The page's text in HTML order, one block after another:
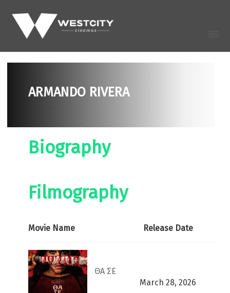
ARMANDO RIVERA
Biography
Filmography
Movie Name Release Date
ΘΑ ΣΕ
March 28, 2026